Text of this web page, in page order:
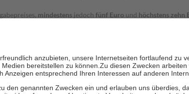
mindestens jedoch fünf Euro und höchstens zehn
die besondere Stellung der Familie zu unterstützen, fallen
Fahrkosten